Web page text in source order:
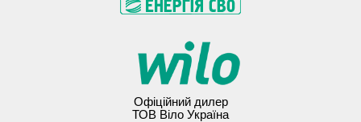
Офіційний дилер
ТОВ Віло Україна